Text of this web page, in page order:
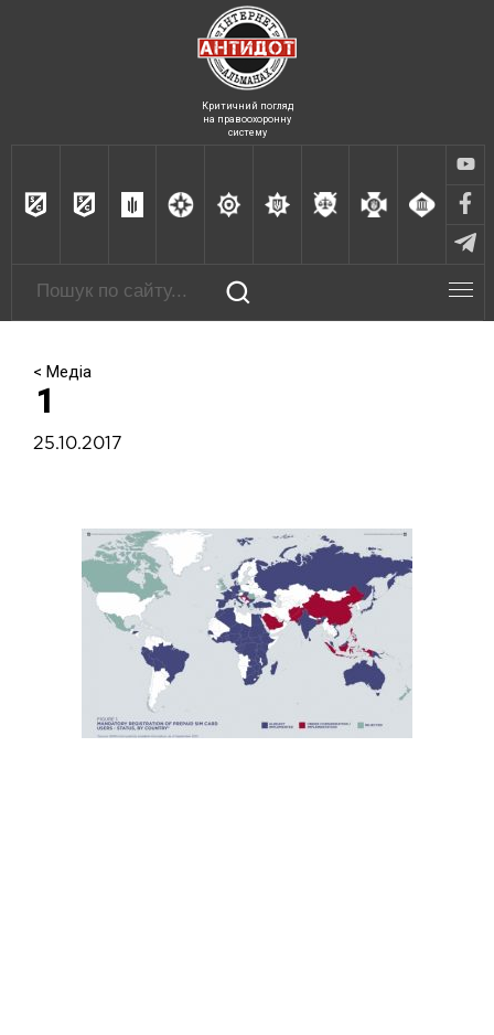
Критичний погляд
на правоохоронну
систему
< Медіа
1
25.10.2017